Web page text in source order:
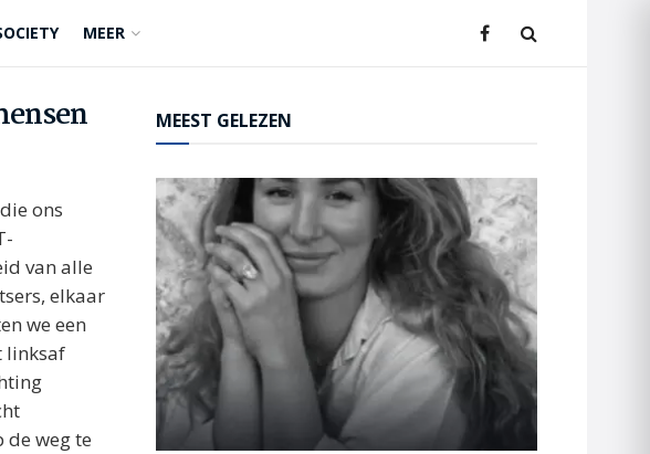
MEER
ons
van alle
elkaar
we een
linksaf
de weg te
MEEST GELEZEN